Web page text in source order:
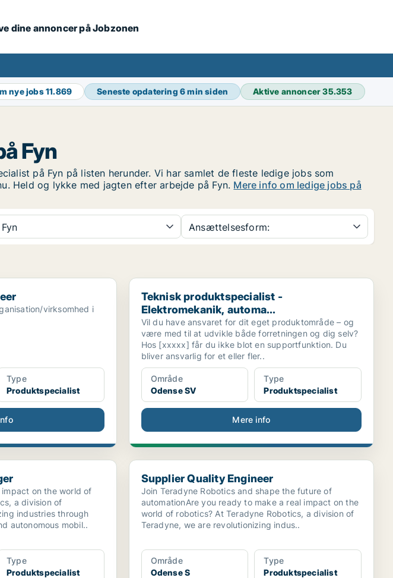
dine annoncer på Jobzonen
nye jobs11.869 Seneste opdatering6 min siden Aktive annoncer35.353
Fyn
på Fyn på listen herunder. Vi har samlet de fleste ledige jobs som
Held og lykke med jagten efter arbejde på Fyn. Mere info om ledige jobs på
Fyn Ansættelsesform:
virksomhed i
Type
Produktspecialist
Teknisk produktspecialist - Elektromekanik, automa...
Teknisk produktspecialist -
Elektromekanik, automa...
Vil du have ansvaret for dit eget produktområde – og
være med til at udvikle både forretningen og dig selv?
Hos [xxxxx] får du ikke blot en supportfunktion. Du
bliver ansvarlig for et eller fler..
Område
Odense SV
Type
Produktspecialist
Mere info
on the world of
a division of
industries through
autonomous mobil..
Type
Produktspecialist
Supplier Quality Engineer
Supplier Quality Engineer
Join Teradyne Robotics and shape the future of
automationAre you ready to make a real impact on the
world of robotics? At Teradyne Robotics, a division of
Teradyne, we are revolutionizing indus..
Område
Odense S
Type
Produktspecialist